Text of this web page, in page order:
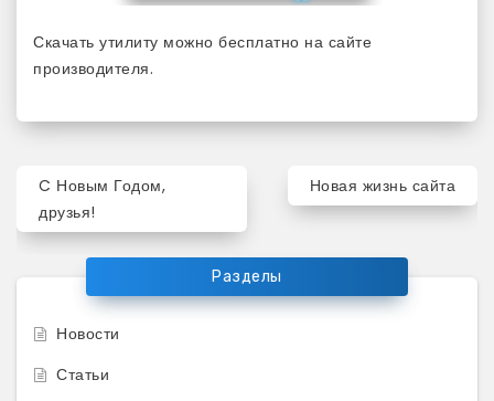
Скачать утилиту можно бесплатно на сайте
производителя.
Навигация
по
записям
C Новым Годом,
друзья!
Новая жизнь сайта
Разделы
Новости
Статьи